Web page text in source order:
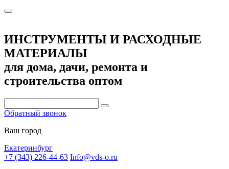
ИНСТРУМЕНТЫ И РАСХОДНЫЕ
МАТЕРИАЛЫ
для дома, дачи, ремонта и
строительства оптом
Обратный звонок
Ваш город
Екатеринбург
+7 (343) 226-44-63 Info@vds-o.ru